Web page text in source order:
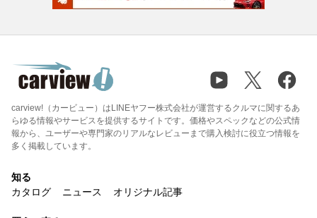
carview!（カービュー）はLINEヤフー株式会社が運営するクルマに関するあ
らゆる情報やサービスを提供するサイトです。価格やスペックなどの公式情
報から、ユーザーや専門家のリアルなレビューまで購入検討に役立つ情報を
多く掲載しています。
知る
カタログ
ニュース オリジナル記事